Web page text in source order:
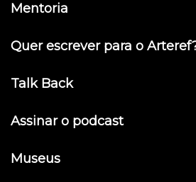
Mentoria
Quer escrever para o
Talk Back
Assinar o podcast
Museus